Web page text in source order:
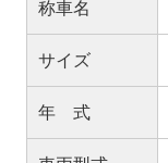
称車名
サイズ
年 式